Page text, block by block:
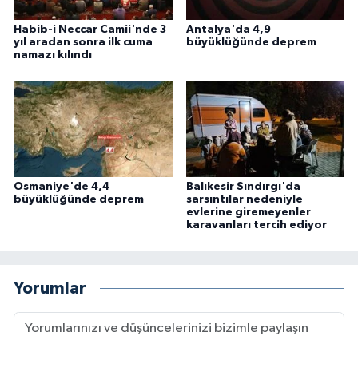
Habib-i Neccar Camii'nde 3
yıl aradan sonra ilk cuma
namazı kılındı
Antalya'da 4,9
büyüklüğünde deprem
Osmaniye'de 4,4
büyüklüğünde deprem
Balıkesir Sındırgı'da
sarsıntılar nedeniyle
evlerine giremeyenler
karavanları tercih ediyor
Yorumlar